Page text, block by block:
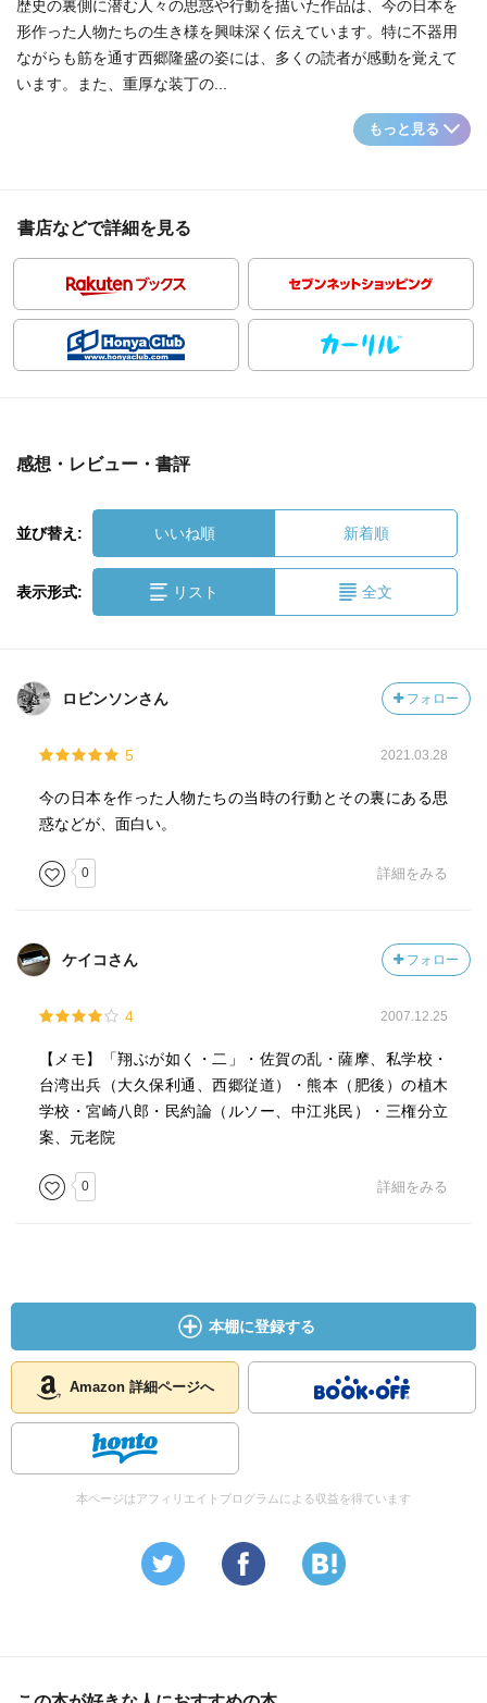
歴史の裏側に潜む人々の思惑や行動を描いた作品は、今の日本を
形作った人物たちの生き様を興味深く伝えています。特に不器用
ながらも筋を通す西郷隆盛の姿には、多くの読者が感動を覚えて
います。また、重厚な装丁の...
もっと見る
書店などで詳細を見る
感想・レビュー・書評
並び替え: いいね順 新着順
表示形式: リスト 全文
ロビンソンさん フォロー
5 2021.03.28
今の日本を作った人物たちの当時の行動とその裏にある思
惑などが、面白い。
0 詳細をみる
ケイコさん フォロー
4 2007.12.25
【メモ】「翔ぶが如く・二」・佐賀の乱・薩摩、私学校・
台湾出兵（大久保利通、西郷従道）・熊本（肥後）の植木
学校・宮崎八郎・民約論（ルソー、中江兆民）・三権分立
案、元老院
0 詳細をみる
本棚に登録する
Amazon 詳細ページへ
本ページはアフィリエイトプログラムによる収益を得ています